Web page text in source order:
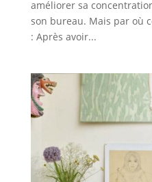
améliorer sa
son bureau. Mais par où
: Après avoir...